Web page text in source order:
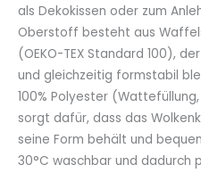
als Dekokissen oder zum
Oberstoff besteht aus
(OEKO-TEX Standard 100),
und gleichzeitig formstabil
100% Polyester (Wattefüllung,
sorgt dafür, dass das
seine Form behält und
30°C waschbar und dadurch